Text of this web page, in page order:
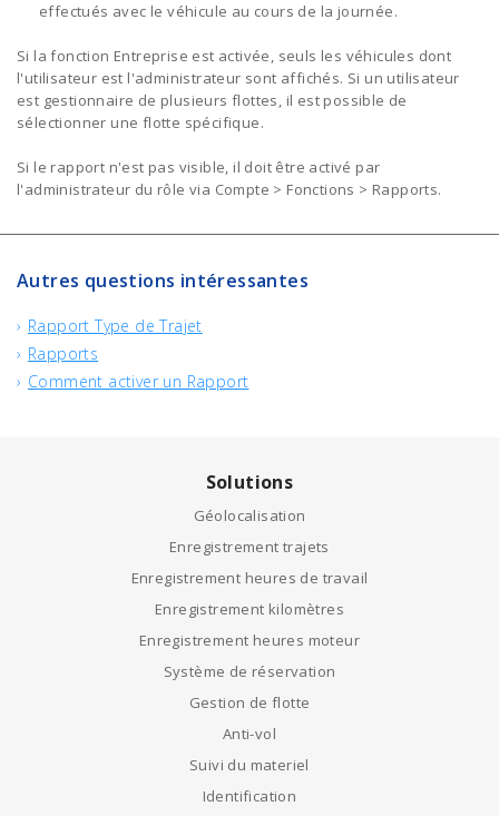
effectués avec le véhicule au cours de la journée.
Si la fonction Entreprise est activée, seuls les véhicules dont
l'utilisateur est l'administrateur sont affichés. Si un utilisateur
est gestionnaire de plusieurs flottes, il est possible de
sélectionner une flotte spécifique.
Si le rapport n'est pas visible, il doit être activé par
l'administrateur du rôle via Compte > Fonctions > Rapports.
Autres questions intéressantes
Rapport Type de Trajet
Rapports
Comment activer un Rapport
Solutions
Géolocalisation
Enregistrement trajets
Enregistrement heures de travail
Enregistrement kilomètres
Enregistrement heures moteur
Système de réservation
Gestion de flotte
Anti-vol
Suivi du materiel
Identification